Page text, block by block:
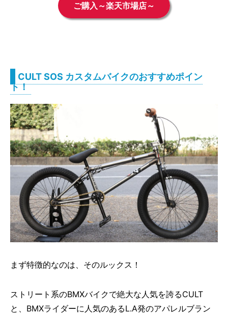
ご購入～楽天市場店～
CULT SOS カスタムバイクのおすすめポイン
ト！
まず特徴的なのは、そのルックス！
ストリート系のBMXバイクで絶大な人気を誇るCULT
と、BMXライダーに人気のあるL.A発のアパレルブラン